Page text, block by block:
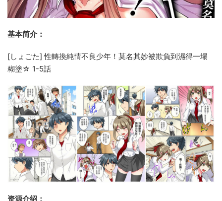
基本简介：
[しょごた] 性轉換純情不良少年！莫名其妙被欺負到濕得一塌
糊塗☆ 1-5話
资源介绍：